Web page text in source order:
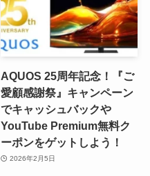
AQUOS 25周年記念！『ご
愛顧感謝祭』キャンペーン
でキャッシュバックや
YouTube Premium無料ク
ーポンをゲットしよう！
2026年2月5日